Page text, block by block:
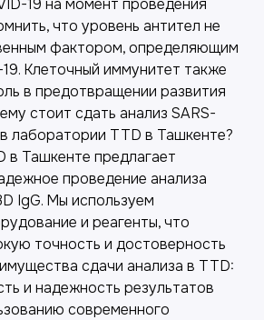
что уровень антител не
фактором, определяющим
Клеточный иммунитет также
в предотвращении развития
стоит сдать анализ SARS-
лаборатории TTD в Ташкенте?
в Ташкенте предлагает
проведение анализа
IgG. Мы используем
и реагенты, что
точность и достоверность
сдачи анализа в TTD:
и надежность результатов
современного
услуги